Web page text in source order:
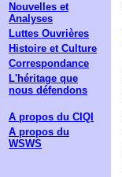
Nouvelles et
Analyses
Luttes Ouvrières
Histoire et Culture
Correspondance
L'héritage que
nous défendons
A propos du CIQI
A propos du
WSWS